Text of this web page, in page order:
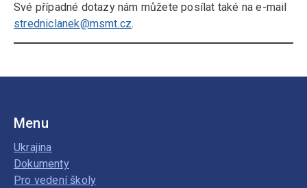
Své případné dotazy nám můžete posílat také na e-mail
stredniclanek@msmt.cz.
Menu
Ukrajina
Dokumenty
Pro vedení školy